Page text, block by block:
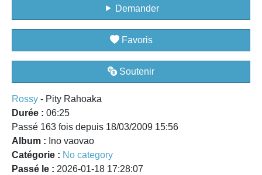
Demander
Favoris
Soutenir
Rossy - Pity Rahoaka
Durée : 06:25
Passé 163 fois depuis 18/03/2009 15:56
Album : Ino vaovao
Catégorie : No category
Passé le : 2026-01-18 17:28:07